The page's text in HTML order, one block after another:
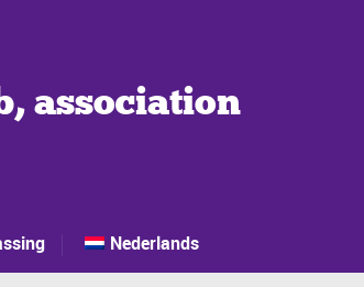
association
Nederlands